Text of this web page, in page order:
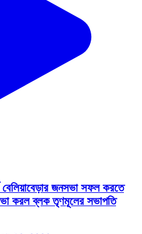
জনসভা সফল করতে
করল ব্লক তৃণমূলের সভাপতি